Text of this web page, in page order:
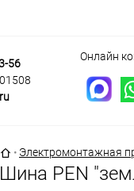
56
Онлайн
Главная страница
• Электромонтажная
Шина PEN